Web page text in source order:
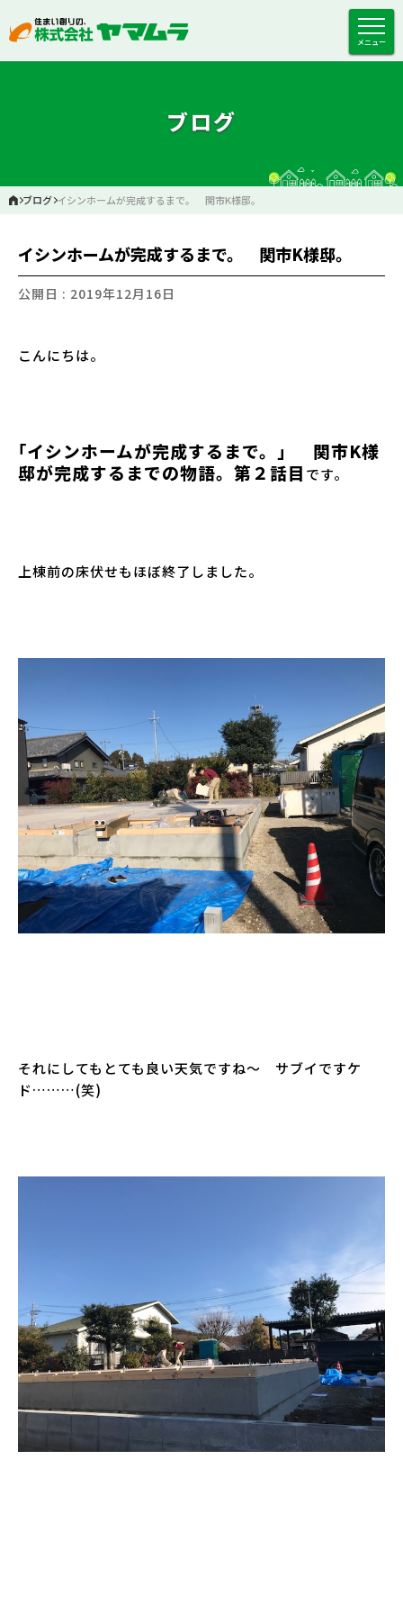
メニュー
ブログ
ブログ イシンホームが完成するまで。 関市K様邸。
イシンホームが完成するまで。 関市K様邸。
公開日 : 2019年12月16日
こんにちは。
｢イシンホームが完成するまで。」 関市K様
邸が完成するまでの物語。第２話目 です。
上棟前の床伏せもほぼ終了しました。
それにしてもとても良い天気ですね～ サブイですケ
ド………(笑)